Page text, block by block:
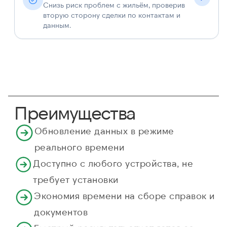
Снизь риск проблем с жильём, проверив
вторую сторону сделки по контактам и
данным.
Преимущества
Обновление данных в режиме
реального времени
Доступно с любого устройства, не
требует установки
Экономия времени на сборе справок и
документов